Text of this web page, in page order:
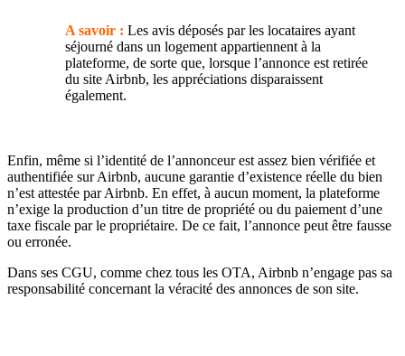
A savoir : Les avis déposés par les locataires ayant
séjourné dans un logement appartiennent à la
plateforme, de sorte que, lorsque l’annonce est retirée
du site Airbnb, les appréciations disparaissent
également.
Enfin, même si l’identité de l’annonceur est assez bien vérifiée et
authentifiée sur Airbnb, aucune garantie d’existence réelle du bien
n’est attestée par Airbnb. En effet, à aucun moment, la plateforme
n’exige la production d’un titre de propriété ou du paiement d’une
taxe fiscale par le propriétaire. De ce fait, l’annonce peut être fausse
ou erronée.
Dans ses CGU, comme chez tous les OTA, Airbnb n’engage pas sa
responsabilité concernant la véracité des annonces de son site.